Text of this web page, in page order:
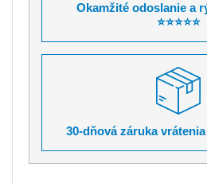
Okamžité odoslanie a
⭐⭐⭐⭐⭐
30-dňová záruka vrátenia